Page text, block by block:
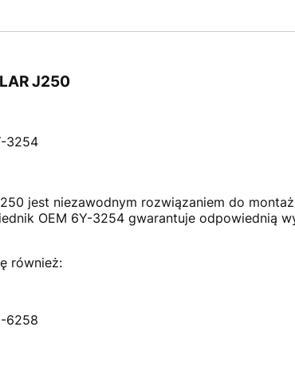
J250
3254
jest niezawodnym rozwiązaniem do
OEM 6Y-3254 gwarantuje odpowiednią
również:
6258